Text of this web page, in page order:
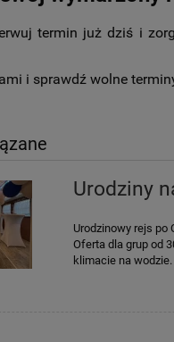
termin już dziś i
i sprawdź wolne
Urodziny
Urodzinowy rejs po
Oferta dla grup od
klimacie na wodzie.